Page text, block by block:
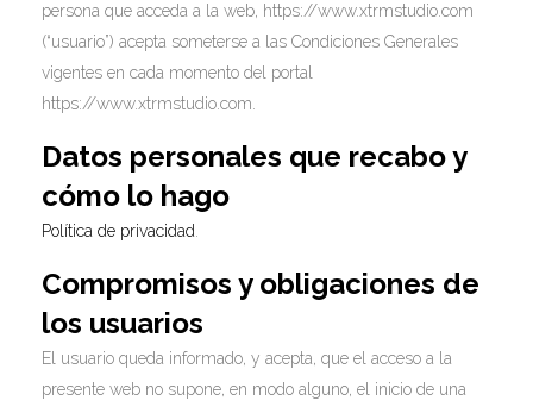
persona que acceda a la web, https://www.xtrmstudio.com
(“usuario”) acepta someterse a las Condiciones Generales
vigentes en cada momento del portal
https://www.xtrmstudio.com.
Datos personales que recabo y
cómo lo hago
Política de privacidad
Compromisos y obligaciones de
los usuarios
El usuario queda informado, y acepta, que el acceso a la
presente web no supone, en modo alguno, el inicio de una